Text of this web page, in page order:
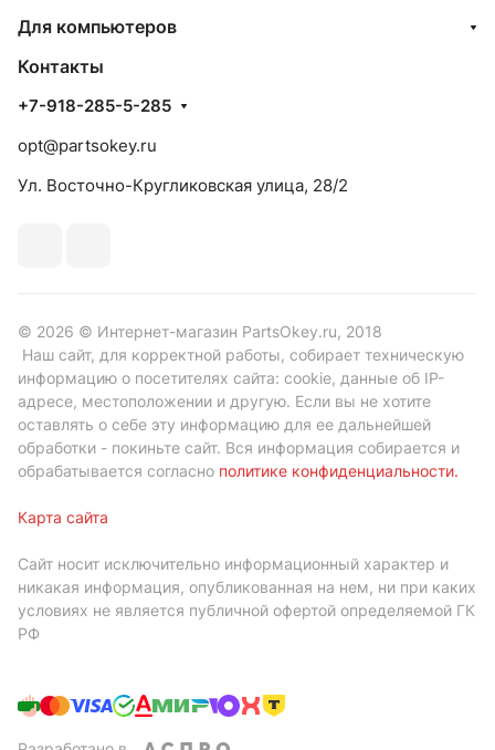
Для компьютеров
Контакты
+7-918-285-5-285
opt@partsokey.ru
Ул. Восточно-Кругликовская улица, 28/2
© 2026 © Интернет-магазин PartsOkey.ru, 2018
Наш сайт, для корректной работы, собирает техническую
информацию о посетителях сайта: cookie, данные об IP-
адресе, местоположении и другую. Если вы не хотите
оставлять о себе эту информацию для ее дальнейшей
обработки - покиньте сайт. Вся информация собирается и
обрабатывается согласно политике конфиденциальности.
Карта сайта
Сайт носит исключительно информационный характер и
никакая информация, опубликованная на нем, ни при каких
условиях не является публичной офертой определяемой ГК
РФ